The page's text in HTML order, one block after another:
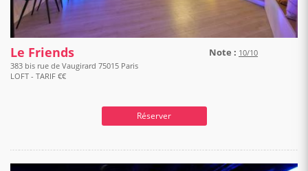
Le Friends Note : 10/10
383 bis rue de Vaugirard 75015 Paris
LOFT - TARIF €€
Réserver